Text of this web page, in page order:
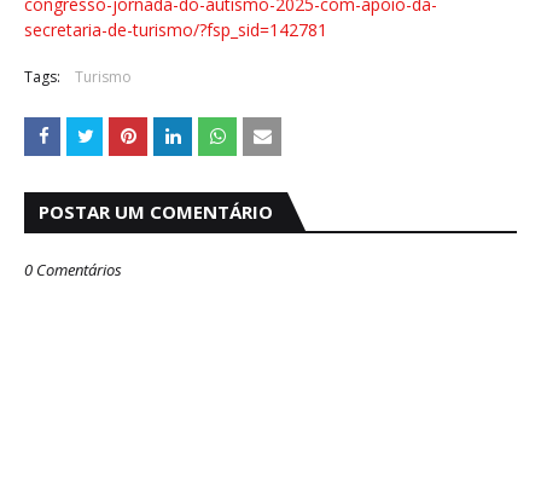
secretaria-de-turismo/?fsp_sid=142781
Tags: Turismo
POSTAR UM COMENTÁRIO
0 Comentários